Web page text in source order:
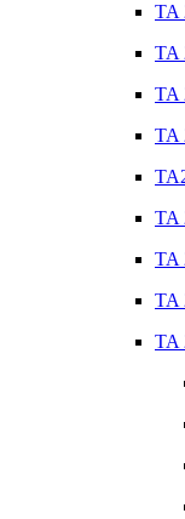
TA
TA
TA
TA
TA
TA
TA
TA